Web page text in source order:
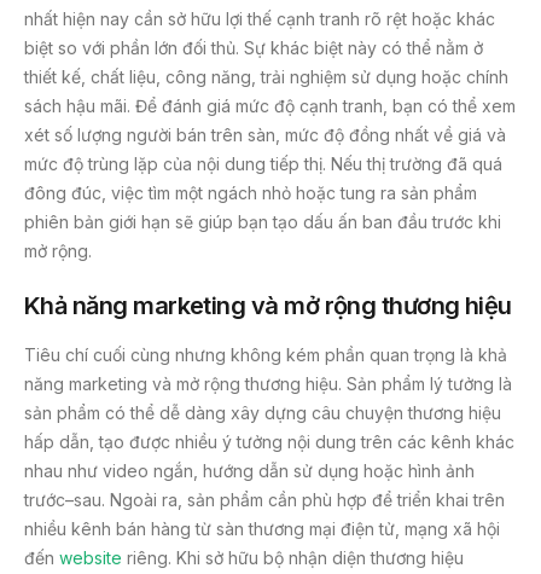
nhất hiện nay cần sở hữu lợi thế cạnh tranh rõ rệt hoặc khác
biệt so với phần lớn đối thủ. Sự khác biệt này có thể nằm ở
thiết kế, chất liệu, công năng, trải nghiệm sử dụng hoặc chính
sách hậu mãi. Để đánh giá mức độ cạnh tranh, bạn có thể xem
xét số lượng người bán trên sàn, mức độ đồng nhất về giá và
mức độ trùng lặp của nội dung tiếp thị. Nếu thị trường đã quá
đông đúc, việc tìm một ngách nhỏ hoặc tung ra sản phẩm
phiên bản giới hạn sẽ giúp bạn tạo dấu ấn ban đầu trước khi
mở rộng.
Khả năng marketing và mở rộng thương hiệu
Tiêu chí cuối cùng nhưng không kém phần quan trọng là khả
năng marketing và mở rộng thương hiệu. Sản phẩm lý tưởng là
sản phẩm có thể dễ dàng xây dựng câu chuyện thương hiệu
hấp dẫn, tạo được nhiều ý tưởng nội dung trên các kênh khác
nhau như video ngắn, hướng dẫn sử dụng hoặc hình ảnh
trước–sau. Ngoài ra, sản phẩm cần phù hợp để triển khai trên
nhiều kênh bán hàng từ sàn thương mại điện tử, mạng xã hội
đến website riêng. Khi sở hữu bộ nhận diện thương hiệu